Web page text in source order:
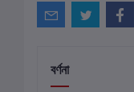
বর্ণনা